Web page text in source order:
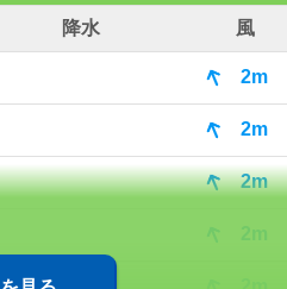
降水 風
2m
2m
2m
2m